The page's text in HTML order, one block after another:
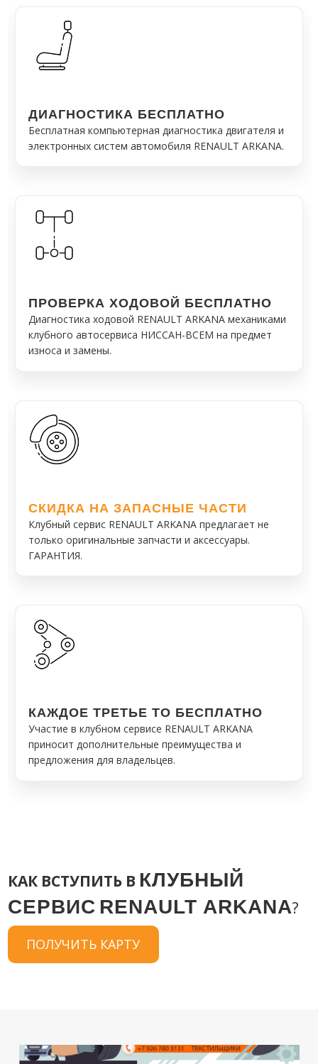
ДИАГНОСТИКА БЕСПЛАТНО
Бесплатная компьютерная диагностика двигателя и
электронных систем автомобиля RENAULT ARKANA.
ПРОВЕРКА ХОДОВОЙ БЕСПЛАТНО
Диагностика ходовой RENAULT ARKANA механиками
клубного автосервиса НИССАН-ВСЕМ на предмет
износа и замены.
СКИДКА НА ЗАПАСНЫЕ ЧАСТИ
Клубный сервис RENAULT ARKANA предлагает не
только оригинальные запчасти и аксессуары.
ГАРАНТИЯ.
КАЖДОЕ ТРЕТЬЕ ТО БЕСПЛАТНО
Участие в клубном сервисе RENAULT ARKANA
приносит дополнительные преимущества и
предложения для владельцев.
КАК ВСТУПИТЬ В КЛУБНЫЙ
СЕРВИС RENAULT ARKANA?
ПОЛУЧИТЬ КАРТУ